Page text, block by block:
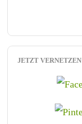
JETZT VERNETZEN